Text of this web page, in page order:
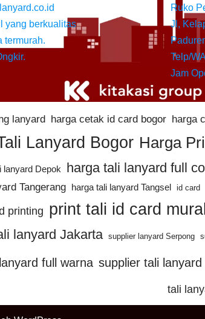
yang berkualitas
termurah.
Ruko
Jl,
Telp/
Jam
lanyard harga cetak id card bogor harga
Lanyard Bogor Harga
lanyard Depok harga tali lanyard full
Tangerang harga tali lanyard Tangsel id card
printing print tali id card
lanyard Jakarta supplier lanyard Serpong
full warna supplier tali lanyard
tali